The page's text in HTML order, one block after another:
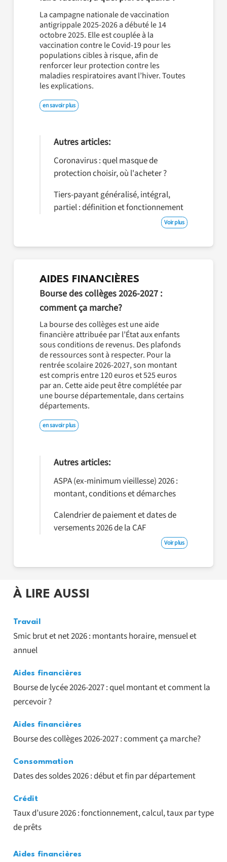
La campagne nationale de vaccination
antigrippale 2025-2026 a débuté le 14
octobre 2025. Elle est couplée à la
vaccination contre le Covid-19 pour les
populations cibles à risque, afin de
renforcer leur protection contre les
maladies respiratoires avant l’hiver. Toutes
les explications.
en savoir plus
Autres articles:
Coronavirus : quel masque de
protection choisir, où l'acheter ?
Tiers-payant généralisé, intégral,
partiel : définition et fonctionnement
Voir plus
AIDES FINANCIÈRES
Bourse des collèges 2026-2027 :
comment ça marche?
La bourse des collèges est une aide
financière attribuée par l’État aux enfants
sous conditions de revenus. Des plafonds
de ressources sont à respecter. Pour la
rentrée scolaire 2026-2027, son montant
est compris entre 120 euros et 525 euros
par an. Cette aide peut être complétée par
une bourse départementale, dans certains
départements.
en savoir plus
Autres articles:
ASPA (ex-minimum vieillesse) 2026 :
montant, conditions et démarches
Calendrier de paiement et dates de
versements 2026 de la CAF
Voir plus
À LIRE AUSSI
Travail
Smic brut et net 2026 : montants horaire, mensuel et
annuel
Aides financières
Bourse de lycée 2026-2027 : quel montant et comment la
percevoir ?
Aides financières
Bourse des collèges 2026-2027 : comment ça marche?
Consommation
Dates des soldes 2026 : début et fin par département
Crédit
Taux d’usure 2026 : fonctionnement, calcul, taux par type
de prêts
Aides financières